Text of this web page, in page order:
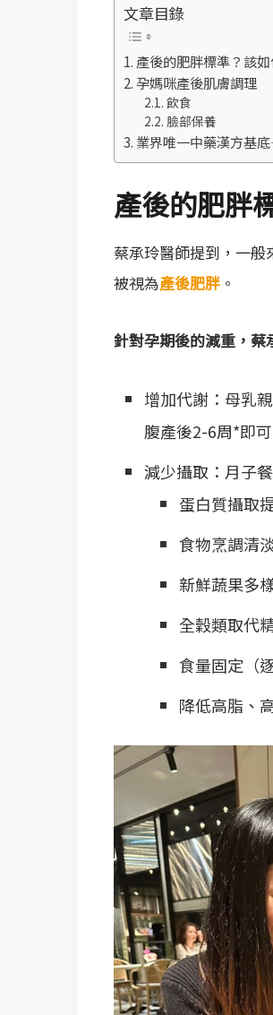
文章目錄
產後的肥胖標準？該
孕媽咪產後肌膚調理
飲食
臉部保養
業界唯一中藥漢方基
產後的肥胖
蔡承玲醫師提到，一
被視為產後肥胖 。
針對孕期後的減重，
增加代謝：母乳
腹產後2-6周*即可
減少攝取：月子
蛋白質攝取
食物烹調清
新鮮蔬果多
全穀類取代
食量固定（
降低高脂、